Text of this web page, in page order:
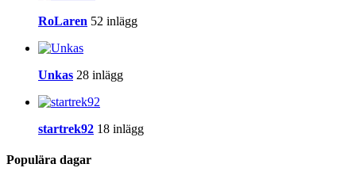
RoLaren 52 inlägg
Unkas 28 inlägg
startrek92 18 inlägg
Populära dagar